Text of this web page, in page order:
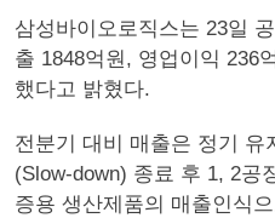
삼성바이오로직스는 23일
출 1848억원, 영업이익 236
했다고 밝혔다.
전분기 대비 매출은 정기 유
(Slow-down) 종료 후 1, 2공
증용 생산제품의 매출인식